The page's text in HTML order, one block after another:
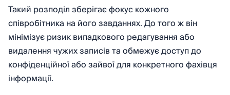
Такий розподіл зберігає фокус кожного
співробітника на його завданнях. До того ж він
мінімізує ризик випадкового редагування або
видалення чужих записів та обмежує доступ до
конфіденційної або зайвої для конкретного фахівця
інформації.